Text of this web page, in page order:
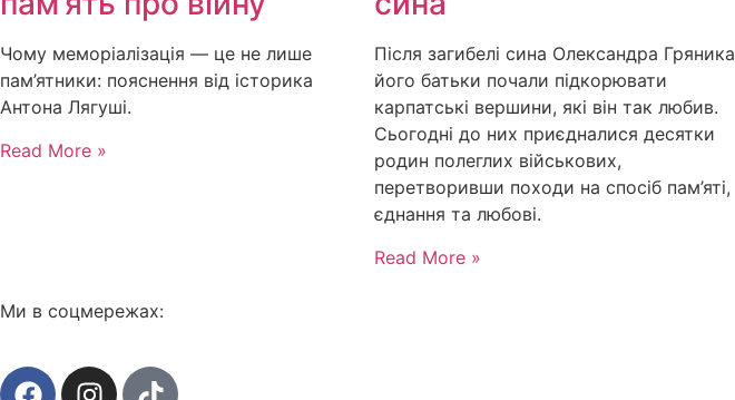
Чому меморіалізація — це не лише
пам’ятники: пояснення від історика
Антона Лягуші.
Read More »
Після загибелі сина Олександра Гряника
його батьки почали підкорювати
карпатські вершини, які він так любив.
Сьогодні до них приєдналися десятки
родин полеглих військових,
перетворивши походи на спосіб пам’яті,
єднання та любові.
Read More »
Ми в соцмережах: